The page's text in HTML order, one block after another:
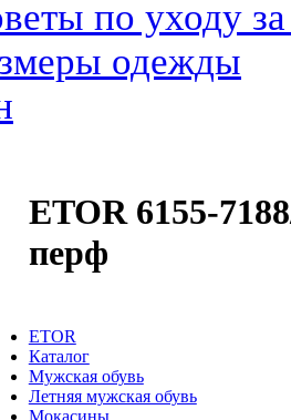
по уходу
одежды
ETOR 6155-
перф
ETOR
Каталог
Мужская обувь
Летняя мужская обувь
Мокасины